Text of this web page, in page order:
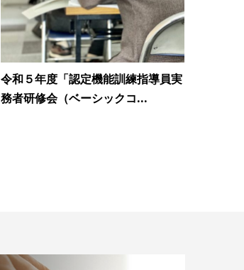
令和５年度「認定機能訓練指導員実
務者研修会（ベーシックコ...